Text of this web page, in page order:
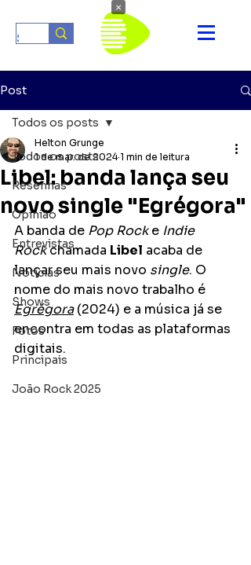
Post
Todos os posts
Resenhas
Opinião
Entrevistas
Notícias
Shows
Fotos
Principais
João Rock 2025
Todos os posts
Libel: banda lança seu
novo single "Egrégora"
Helton Grunge
1 de mar. de 2024 1 min de leitura
A banda de Pop Rock e Indie
Rock chamada Libel acaba de
lançar seu mais novo single. O
nome do mais novo trabalho é
Egrégora (2024) e a música já se
encontra em todas as plataformas
digitais.
×